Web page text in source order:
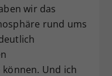
wir das
rund ums
Und ich